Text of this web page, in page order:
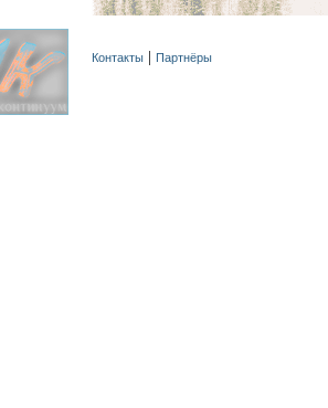
Контакты Партнёры